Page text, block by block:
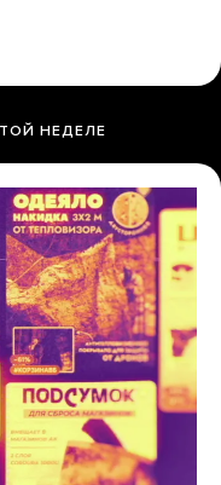
НЕДЕЛЕ